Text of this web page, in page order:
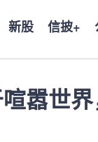
新股 信披+
嚣世